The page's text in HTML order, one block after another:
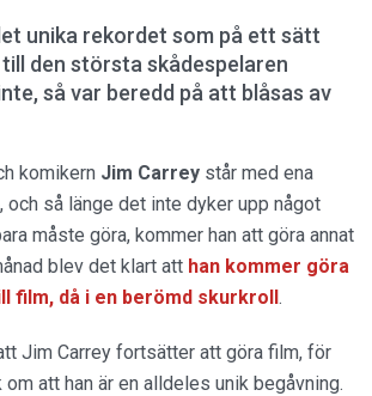
unika rekordet som på ett sätt
den största skådespelaren
så var beredd på att blåsas av
komikern Jim Carrey står med ena
och så länge det inte dyker upp något
måste göra, kommer han att göra annat
blev det klart att han kommer göra
film, då i en berömd skurkroll.
Jim Carrey fortsätter att göra film, för
att han är en alldeles unik begåvning.